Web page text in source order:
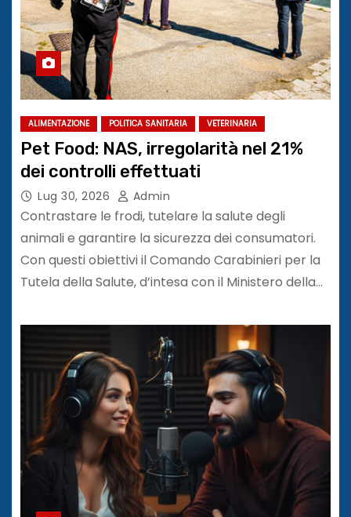
ALIMENTAZIONE POLITICA SANITARIA VETERINARIA
Pet Food: NAS, irregolarità nel 21%
dei controlli effettuati
Lug 30, 2026 Admin
Contrastare le frodi, tutelare la salute degli
animali e garantire la sicurezza dei consumatori.
Con questi obiettivi il Comando Carabinieri per la
Tutela della Salute, d’intesa con il Ministero della…